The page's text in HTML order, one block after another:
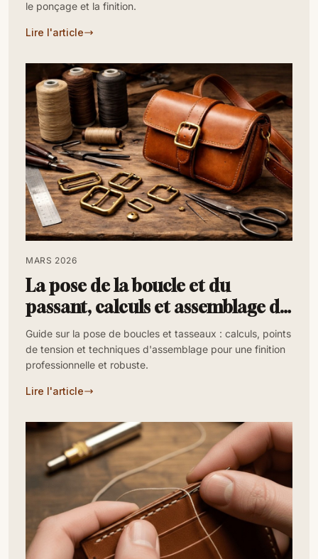
le ponçage et la finition.
Lire l'article
MARS 2026
La pose de la boucle et du
passant, calculs et assemblage de
force
Guide sur la pose de boucles et tasseaux : calculs, points
de tension et techniques d'assemblage pour une finition
professionnelle et robuste.
Lire l'article